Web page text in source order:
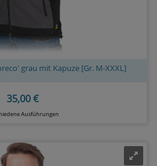
grau mit Kapuze [Gr. M-XXXL]
35,00 €
Ausführungen